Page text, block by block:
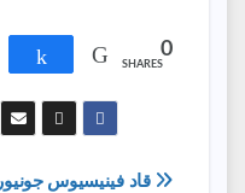
Share 0
SHARES
قاد فينيسيوس